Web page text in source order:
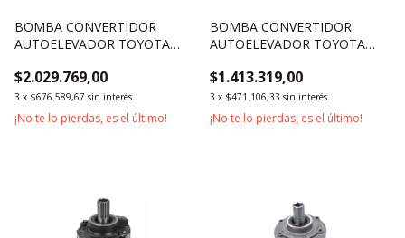
BOMBA CONVERTIDOR
AUTOELEVADOR TOYOTA
3000KG
$2.029.769,00
3 x $676.589,67 sin interés
¡No te lo pierdas, es el último!
BOMBA CONVERTIDOR
AUTOELEVADOR TOYOTA
3000KG
$1.413.319,00
3 x $471.106,33 sin interés
¡No te lo pierdas, es el último!